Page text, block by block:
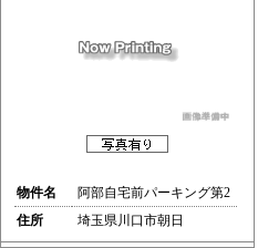
物件名
阿部自宅前パーキング第2
住所
埼玉県川口市朝日